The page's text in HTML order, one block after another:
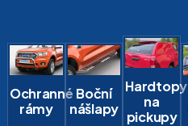
Ochranné
rámy
Boční
nášlapy
Hardtopy
na
pickupy